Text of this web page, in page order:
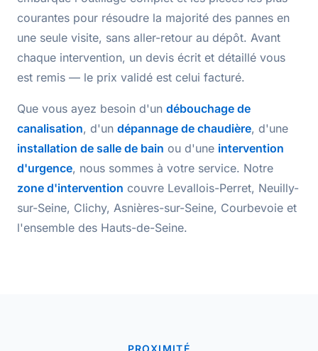
courantes pour résoudre la majorité des pannes en
une seule visite, sans aller-retour au dépôt. Avant
chaque intervention, un devis écrit et détaillé vous
est remis — le prix validé est celui facturé.
Que vous ayez besoin d'un débouchage de
canalisation, d'un dépannage de chaudière, d'une
installation de salle de bain ou d'une intervention
d'urgence, nous sommes à votre service. Notre
zone d'intervention couvre Levallois-Perret, Neuilly-
sur-Seine, Clichy, Asnières-sur-Seine, Courbevoie et
l'ensemble des Hauts-de-Seine.
PROXIMITÉ